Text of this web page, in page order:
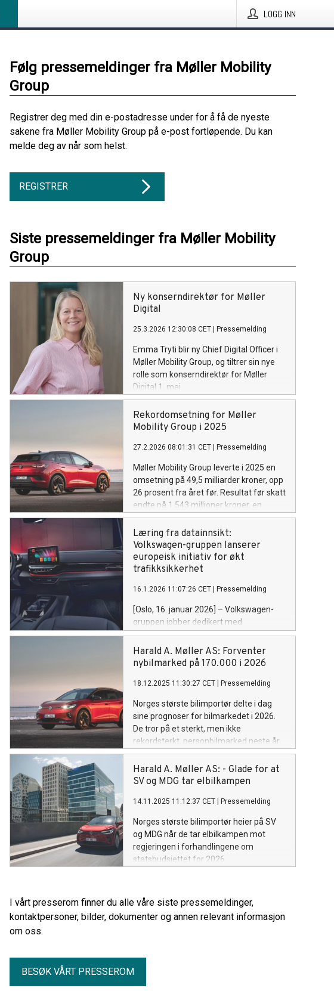
LOGG INN
Følg pressemeldinger fra Møller Mobility
Group
Registrer deg med din e-postadresse under for å få de nyeste
sakene fra Møller Mobility Group på e-post fortløpende. Du kan
melde deg av når som helst.
REGISTRER
Siste pressemeldinger fra Møller Mobility
Group
Ny konserndirektør for Møller
Digital
25.3.2026 12:30:08 CET Pressemelding
Emma Tryti blir ny Chief Digital Officer i
Møller Mobility Group, og tiltrer sin nye
rolle som konserndirektør for Møller
Digital 1. mai.
Rekordomsetning for Møller
Mobility Group i 2025
27.2.2026 08:01:31 CET Pressemelding
Møller Mobility Group leverte i 2025 en
omsetning på 49,5 milliarder kroner, opp
26 prosent fra året før. Resultat før skatt
endte på 1.543 millioner kroner, en
økning på 22 prosent. I et krevende
marked var veksten primært drevet av
høye nybilvolumer, samtidig som
konsernet økte markedsandelene på
personbil i Norge, Sverige og Baltikum.
Læring fra datainnsikt:
Volkswagen-gruppen lanserer
europeisk initiativ for økt
trafikksikkerhet
16.1.2026 11:07:26 CET Pressemelding
[Oslo, 16. januar 2026] – Volkswagen-
gruppen jobber dedikert med
sikkerheten for alle trafikanter i Europa.
Med utgangspunkt i erfaringer fra det
tyske markedet, ønsker konsernet i
program for bruk av sensor- og
europeiske land – inkludert Norge.
Hensikten er å kontinuerlig videreutvikle
førerassistentsystemer og
automatiserte kjørefunksjoner ved hjelp
at kunder deretter kan dra nytte av disse
forbedringene gjennom
programvareoppdateringer for sine
Harald A. Møller AS: Forventer
nybilmarked på 170.000 i 2026
18.12.2025 11:30:27 CET Pressemelding
Norges største bilimportør delte i dag
sine prognoser for bilmarkedet i 2026.
De tror på et sterkt, men ikke
rekordsterkt, personbilmarked neste år.
Harald A. Møller AS: - Glade for at
SV og MDG tar elbilkampen
14.11.2025 11:12:37 CET Pressemelding
Norges største bilimportør heier på SV
og MDG når de tar elbilkampen mot
regjeringen i forhandlingene om
statsbudsjettet for 2026.
I vårt presserom finner du alle våre siste pressemeldinger,
kontaktpersoner, bilder, dokumenter og annen relevant informasjon
om oss.
BESØK VÅRT PRESSEROM